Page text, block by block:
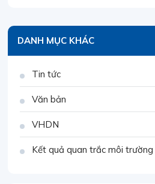
DANH MỤC KHÁC
Tin tức
Văn bản
VHDN
Kết quả quan trắc môi trường